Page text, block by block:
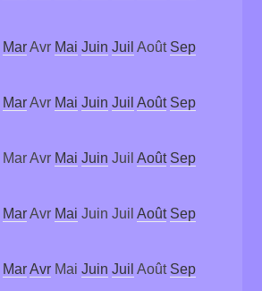
Mar Avr Mai Juin Juil Août Sep
Mar Avr Mai Juin Juil Août Sep
Mar Avr Mai Juin Juil Août Sep
Mar Avr Mai Juin Juil Août Sep
Mar Avr Mai Juin Juil Août Sep